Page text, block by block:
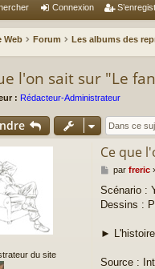
Connexion
Web Forum Les albums des
l'on sait sur "Le
: Rédacteur-Administrateur
du site
Ce que
M
s
s
par freric
Scénario :
Dessins :
►
Source :